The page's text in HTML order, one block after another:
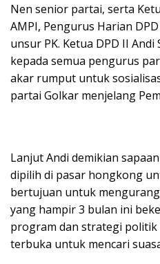
Nen senior partai, serta
AMPI, Pengurus Harian
unsur PK. Ketua DPD II
kepada semua pengurus
akar rumput untuk
partai Golkar menjelang
Lanjut Andi demikian
dipilih di pasar hongkong
bertujuan untuk
yang hampir 3 bulan ini
program dan strategi
terbuka untuk mencari